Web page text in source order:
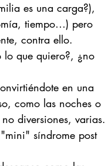
es una carga?),
tiempo…) pero
contra ello.
lo que quiero?, ¿no
en una
como las noches o
diversiones, varias.
síndrome post